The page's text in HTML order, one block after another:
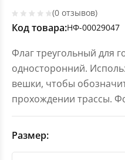
(0 отзывов)
Код товара:НФ-00029047
Флаг треугольный для
односторонний.
вешки, чтобы
прохождении трассы.
Размер: